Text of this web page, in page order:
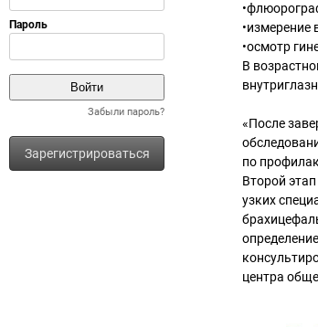
Забыли пароль?
Зарегистрироваться
•измерение
•осмотр
В
«После
по
Второй
узких
центра